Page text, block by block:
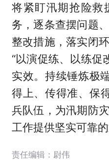
将紧盯汛期抢险救
务，逐条查摆问题
整改措施，落实闭
“以演促练、以练促
实效。持续锤炼极
得上、传得准、保
兵队伍，为汛期防
工作提供坚实可靠的
责任编辑：尉伟